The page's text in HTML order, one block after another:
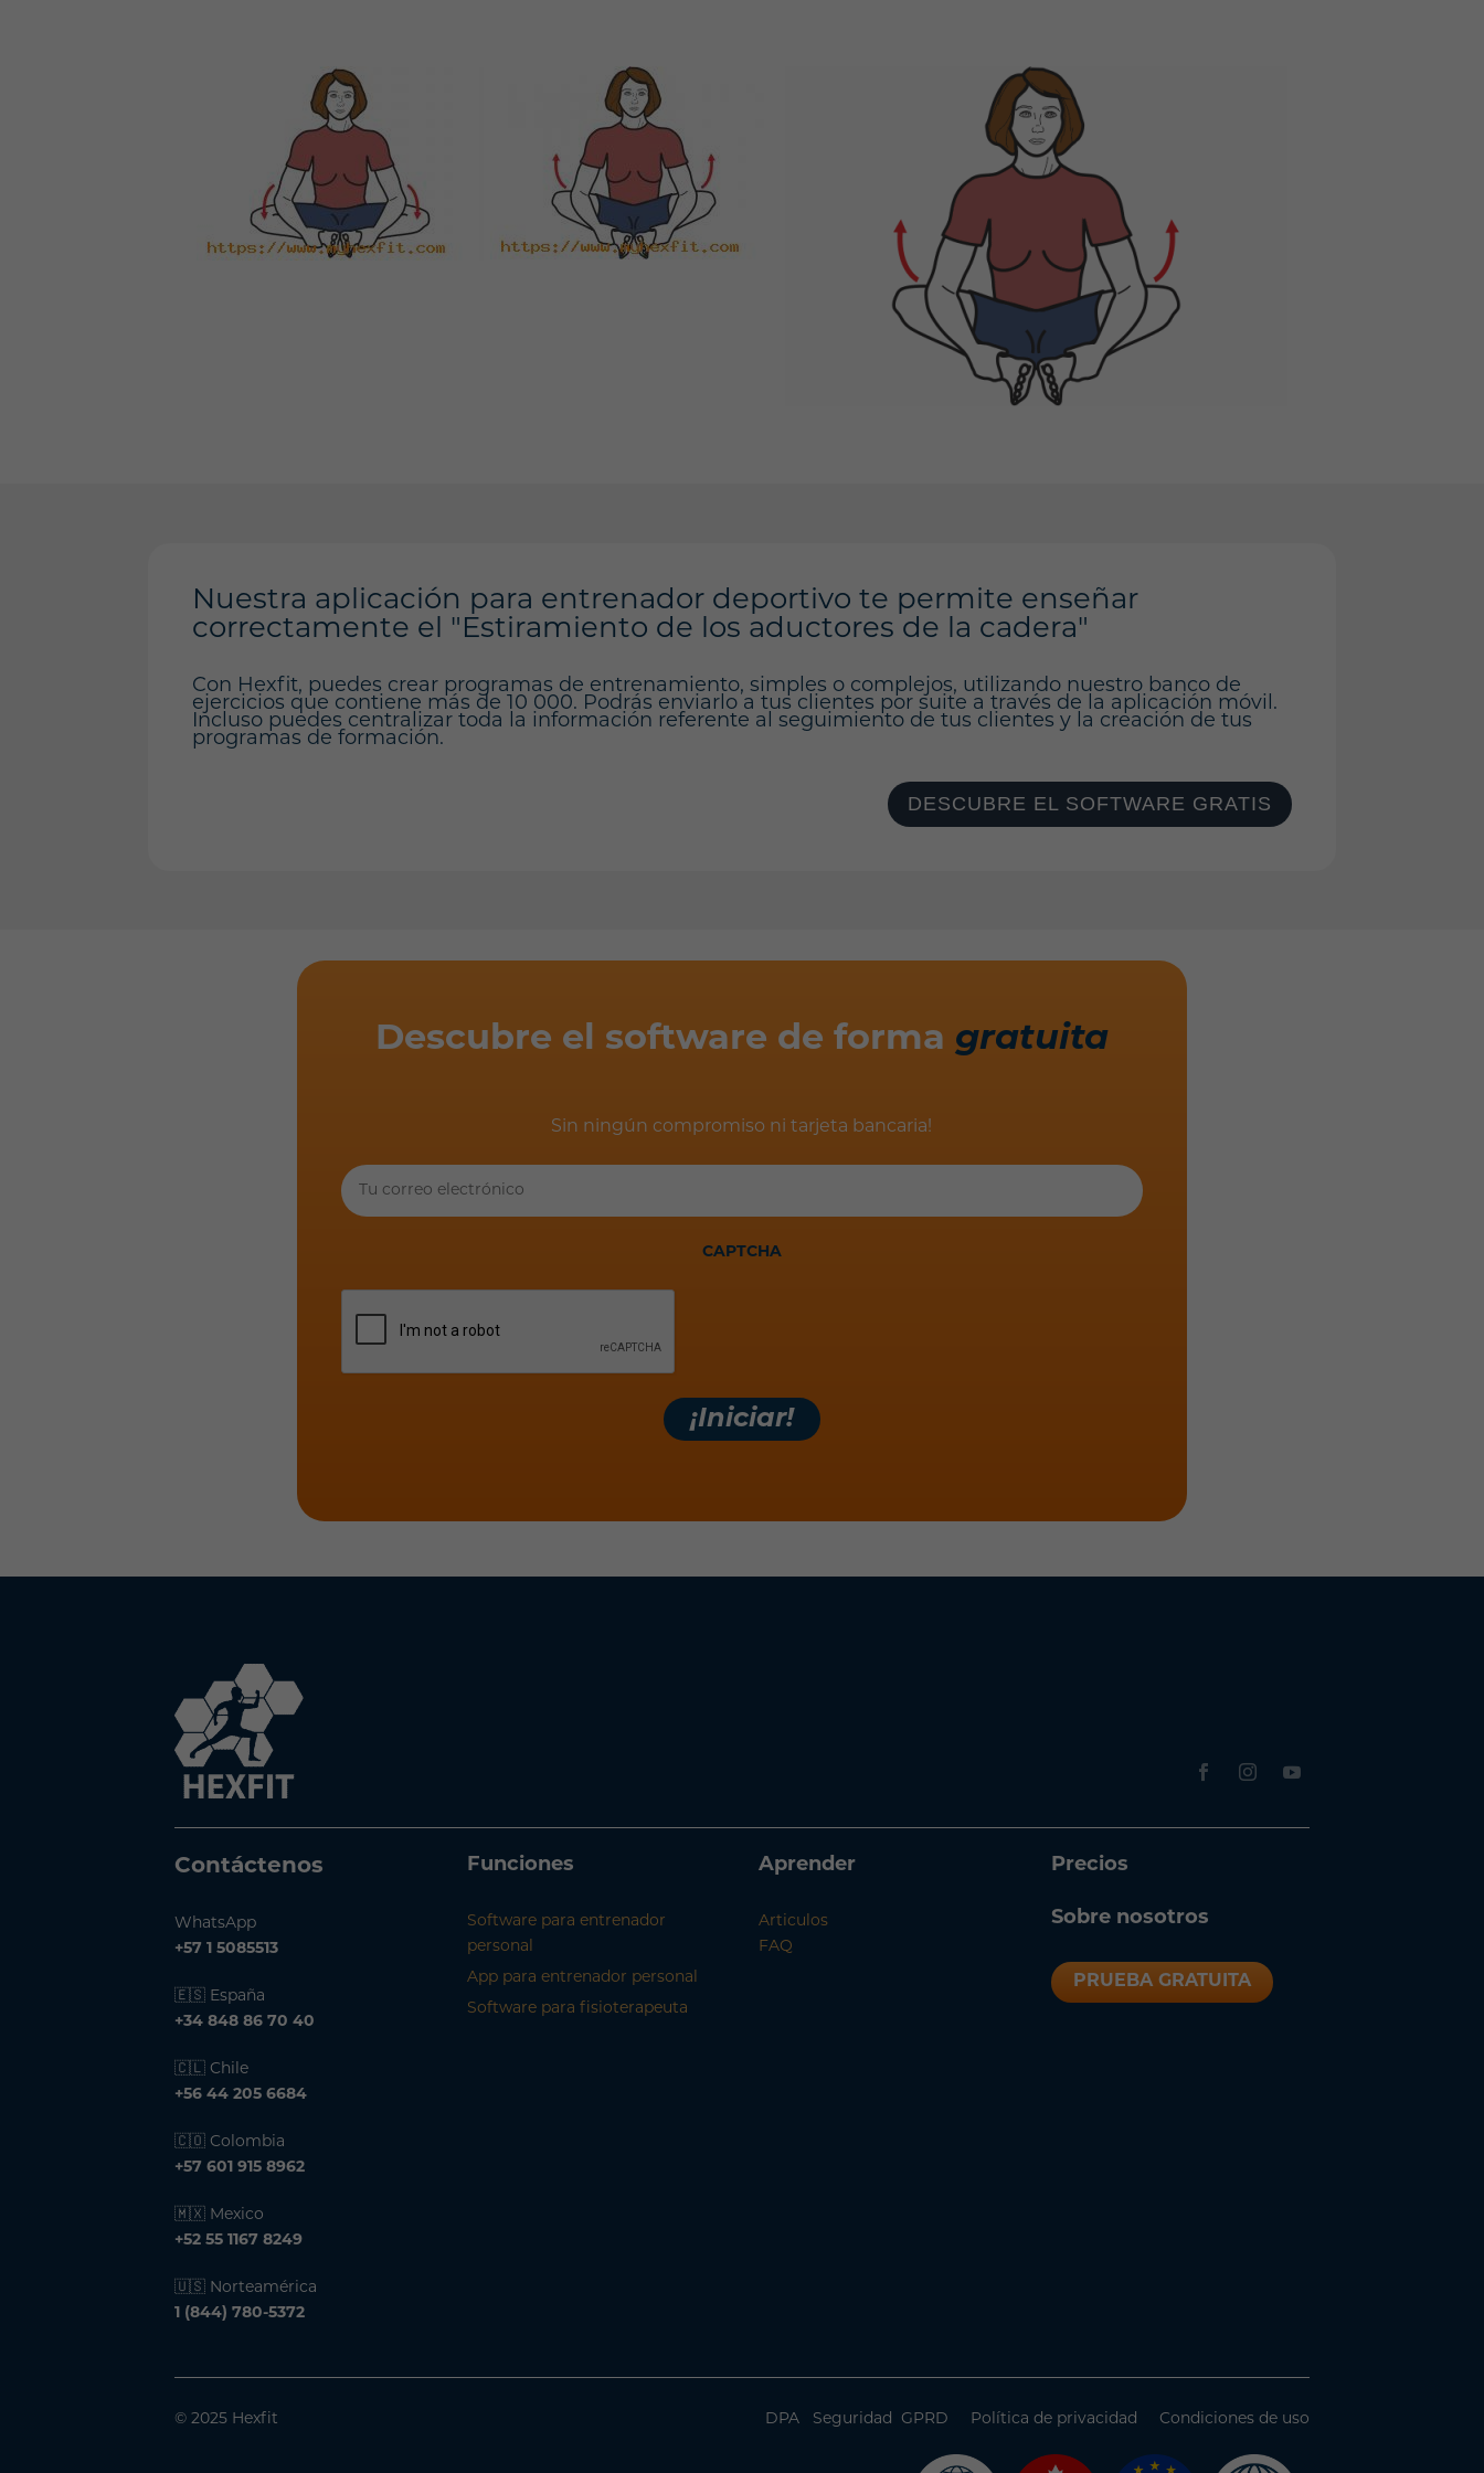
Nuestra aplicación para entrenador deportivo te permite enseñar
correctamente el "Estiramiento de los aductores de la cadera"
Con Hexfit, puedes crear programas de entrenamiento, simples o complejos, utilizando nuestro banco de
ejercicios que contiene más de 10 000. Podrás enviarlo a tus clientes por suite a través de la aplicación móvil.
Incluso puedes centralizar toda la información referente al seguimiento de tus clientes y la creación de tus
programas de formación.
DESCUBRE EL SOFTWARE GRATIS
Descubre el software de forma gratuita
Sin ningún compromiso ni tarjeta bancaria!
electrónico
CAPTCHA
Contáctenos
WhatsApp
+57 1 5085513
🇪🇸 España
+34 848 86 70 40
🇨🇱 Chile
+56 44 205 6684
🇨🇴 Colombia
+57 601 915 8962
🇲🇽 Mexico
+52 55 1167 8249
🇺🇸 Norteamérica
1 (844) 780-5372
Funciones
Software para entrenador
personal
App para entrenador personal
Software para fisioterapeuta
Aprender
Articulos
FAQ
Precios
Sobre nosotros
PRUEBA GRATUITA
© 2025 Hexfit DPA Seguridad GPRD Política de privacidad Condiciones de uso